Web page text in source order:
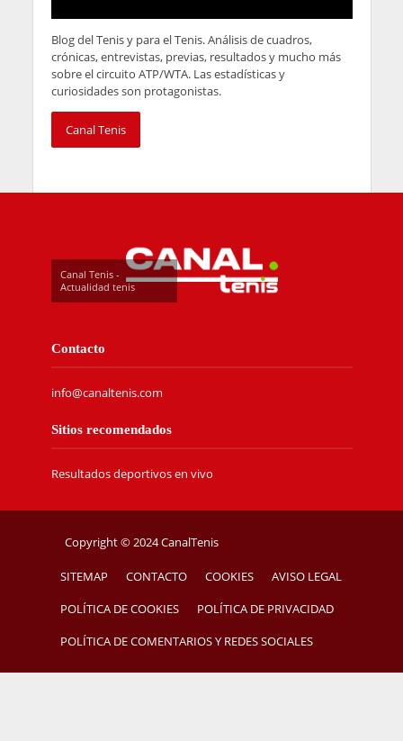
Blog del Tenis y para el Tenis. Análisis de cuadros,
crónicas, entrevistas, previas, resultados y mucho más
sobre el circuito ATP/WTA. Las estadísticas y
curiosidades son protagonistas.
Canal Tenis
Canal Tenis -
Actualidad tenis
Contacto
info@canaltenis.com
Sitios recomendados
Resultados deportivos en vivo
Copyright © 2024 CanalTenis
SITEMAP CONTACTO COOKIES AVISO LEGAL
POLÍTICA DE COOKIES POLÍTICA DE PRIVACIDAD
POLÍTICA DE COMENTARIOS Y REDES SOCIALES